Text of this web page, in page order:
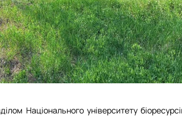
Національного університету